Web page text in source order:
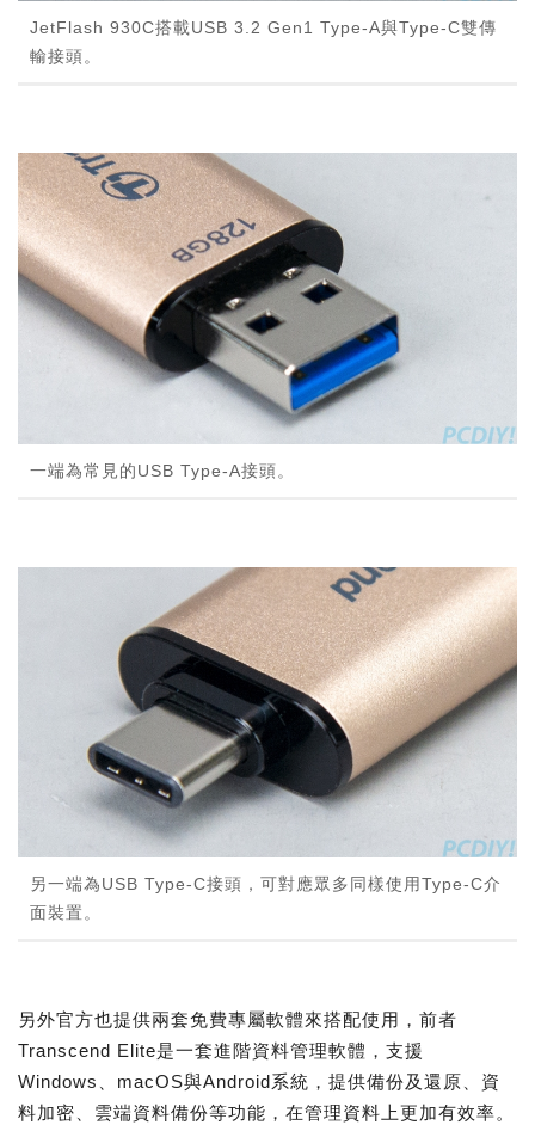
JetFlash 930C搭載USB 3.2 Gen1 Type-A與Type-C雙傳
輸接頭。
一端為常見的USB Type-A接頭。
另一端為USB Type-C接頭，可對應眾多同樣使用Type-C介
面裝置。
另外官方也提供兩套免費專屬軟體來搭配使用，前者
Transcend Elite是一套進階資料管理軟體，支援
Windows、macOS與Android系統，提供備份及還原、資
料加密、雲端資料備份等功能，在管理資料上更加有效率。